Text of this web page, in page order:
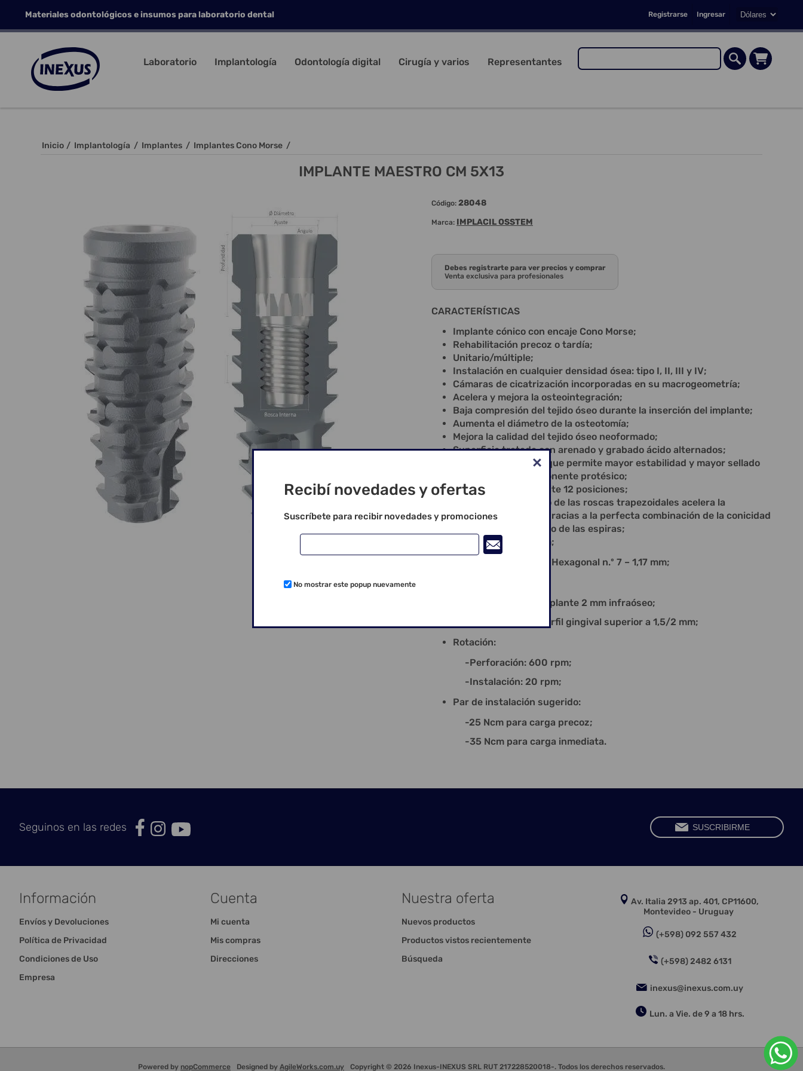
Registrarse Ingresar
Materiales odontológicos e insumos para laboratorio dental
Laboratorio Implantología Odontología digital Cirugía y varios Representantes
Inicio / Implantología / Implantes / Implantes Cono Morse /
IMPLANTE MAESTRO CM 5X13
Código: 28048
Marca: IMPLACIL OSSTEM
Debes registrarte para ver precios y comprar
Venta exclusiva para profesionales
CARACTERÍSTICAS
Implante cónico con encaje Cono Morse;
Rehabilitación precoz o tardía;
Unitario/múltiple;
Instalación en cualquier densidad ósea: tipo I, II, III y IV;
Cámaras de cicatrización incorporadas en su macrogeometría;
Acelera y mejora la osteointegración;
Baja compresión del tejido óseo durante la inserción del implante;
Aumenta el diámetro de la osteotomía;
Mejora la calidad del tejido óseo neoformado;
Superficie tratada con arenado y grabado ácido alternados;
Doble sellado morse que permite mayor estabilidad y mayor sellado
bacteriano del componente protésico;
Indexación que permite 12 posiciones;
Diseño revolucionario de las roscas trapezoidales acelera la
condensación ósea, gracias a la perfecta combinación de la conicidad
del implante y formato de las espiras;
Viene con cover 1 mm;
-Instalación: Llave Hexagonal n.º 7 – 1,17 mm;
-Instalación del implante 2 mm infraóseo;
-Se necesita un perfil gingival superior a 1,5/2 mm;
Rotación:
-Perforación: 600 rpm;
-Instalación: 20 rpm;
Par de instalación sugerido:
-25 Ncm para carga precoz;
-35 Ncm para carga inmediata.
Seguinos en las redes
Información
Envíos y Devoluciones
Política de Privacidad
Condiciones de Uso
Empresa
Cuenta
Mi cuenta
Mis compras
Direcciones
Nuestra oferta
Nuevos productos
Productos vistos recientemente
Búsqueda
Av. Italia 2913 ap. 401, CP11600,
Montevideo - Uruguay
(+598) 092 557 432
(+598) 2482 6131
inexus@inexus.com.uy
Lun. a Vie. de 9 a 18 hrs.
Powered by nopCommerce Designed by AgileWorks.com.uy Copyright © 2026 Inexus-INEXUS SRL RUT 217228520018-. Todos los derechos reservados.
Recibí novedades y ofertas
Suscríbete para recibir novedades y promociones
No mostrar este popup nuevamente